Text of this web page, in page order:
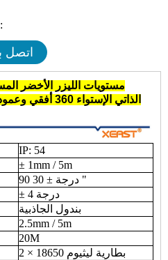
-AC و DC مزدوج الاستخدام:
اتصل
12 مستويات الليزر الأخضر
الذاتي الإستواء 360 أفقي وعمودي عبر سوبر قوية
IP: 54
± 1mm ​​/ 5m
90 درجة ± 30 "
± 4 درجة
بندول الجاذبية
2.5mm / 5m
20M
2 × 18650 بطارية ليثيوم